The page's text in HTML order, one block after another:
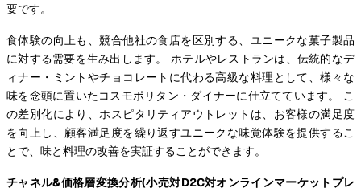
要です。
食体験の向上も、競合他社の食店を区別する、ユニークな菓子製品
に対する需要を生み出します。 ホテルやレストランは、伝統的なデ
ィナー・ミントやチョコレートに代わる高級な料理として、様々な
味を念頭に置いたコスモポリタン・ダイナーに仕立てています。 こ
の差別化により、ホスピタリティアウトレットは、お客様の満足度
を向上し、顧客満足度を繰り返すユニークな味覚体験を提供するこ
とで、味と料理の改善を実証することができます。
チャネル&価格層変換分析(小売対D2C対オンラインマーケットプレ